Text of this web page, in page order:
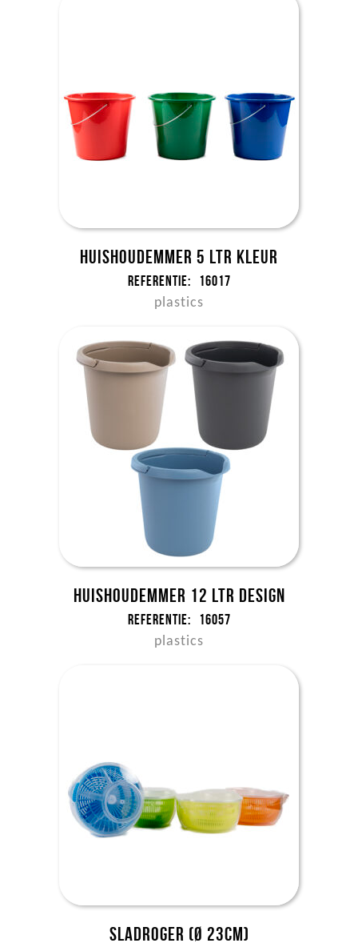
Huishoudemmer 5 ltr kleur
Referentie: 16017
plastics
Huishoudemmer 12 ltr DESIGN
Referentie: 16057
plastics
Sladroger (Ø 23cm)